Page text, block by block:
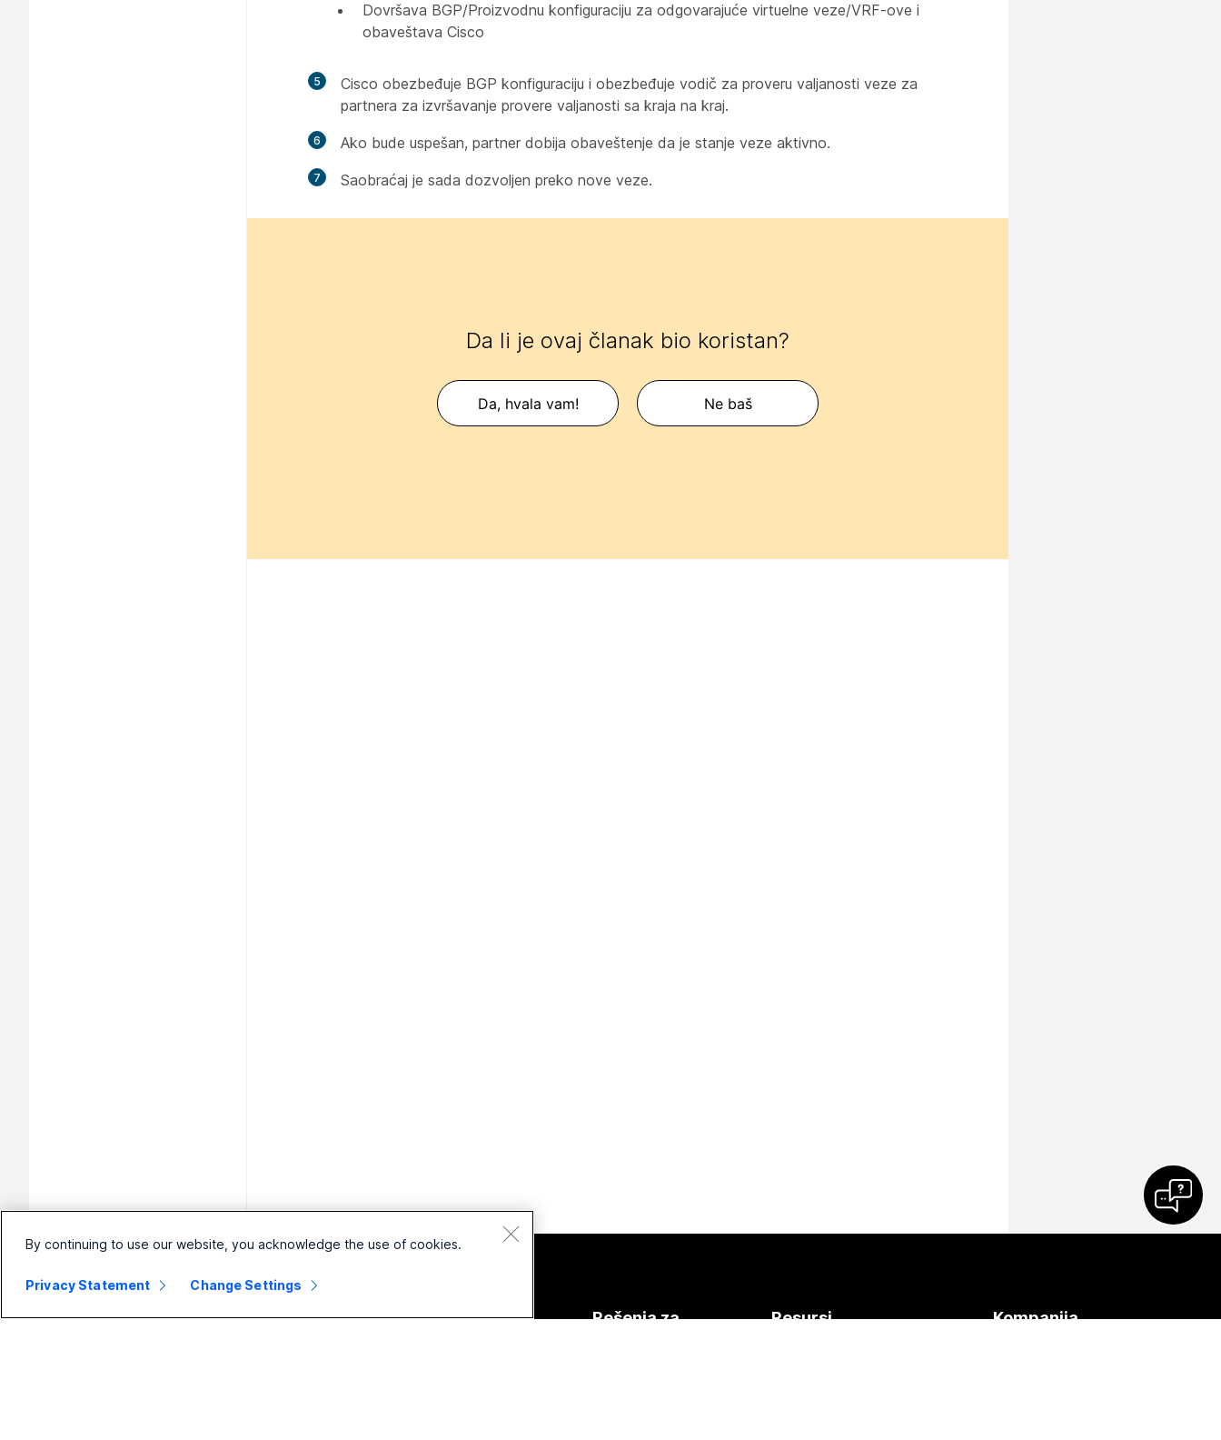
Dovršava BGP/Proizvodnu konfiguraciju za odgovarajuće virtuelne veze/VRF-ove i
obaveštava Cisco
5
Cisco obezbeđuje BGP konfiguraciju i obezbeđuje vodič za proveru valjanosti veze za
partnera za izvršavanje provere valjanosti sa kraja na kraj.
6 Ako bude uspešan, partner dobija obaveštenje da je stanje veze aktivno.
7 Saobraćaj je sada dozvoljen preko nove veze.
Da li je ovaj članak bio koristan?
Da, hvala vam! Ne baš
Mala
Velika
Uređaji Rešenja za Resursi Kompanija
By continuing to use our website, you acknowledge the use of cookies.
Privacy Statement Change Settings